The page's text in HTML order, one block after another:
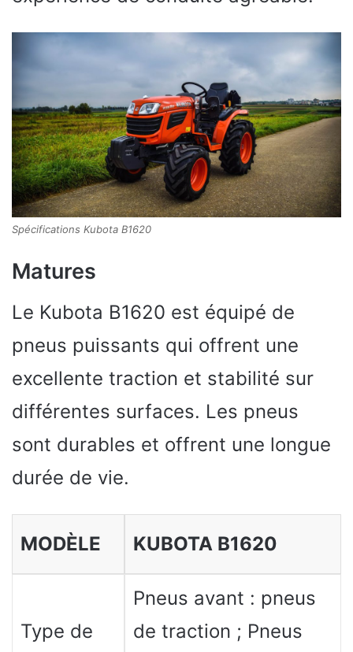
Spécifications Kubota B1620
Matures
Le Kubota B1620 est équipé de
pneus puissants qui offrent une
excellente traction et stabilité sur
différentes surfaces. Les pneus
sont durables et offrent une longue
durée de vie.
MODÈLE KUBOTA B1620
Type de
Pneus avant : pneus
de traction ; Pneus